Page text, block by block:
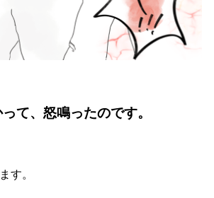
て、怒鳴ったのです。
す。